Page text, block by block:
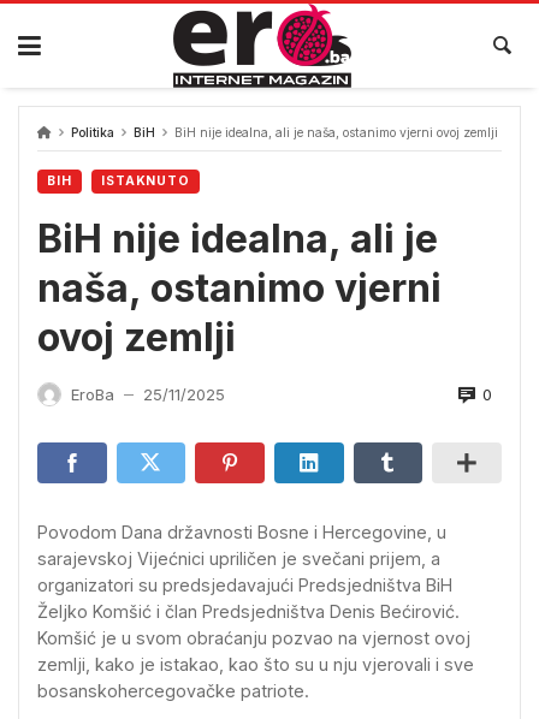
Skip
content
Politika BiH BiH nije idealna, ali je naša, ostanimo vjerni ovoj zemlji
BIH ISTAKNUTO
BiH nije idealna, ali je
naša, ostanimo vjerni
ovoj zemlji
EroBa — 25/11/2025 0
Povodom Dana državnosti Bosne i Hercegovine, u
sarajevskoj Vijećnici upriličen je svečani prijem, a
organizatori su predsjedavajući Predsjedništva BiH
Željko Komšić i član Predsjedništva Denis Bećirović.
Komšić je u svom obraćanju pozvao na vjernost ovoj
zemlji, kako je istakao, kao što su u nju vjerovali i sve
bosanskohercegovačke patriote.